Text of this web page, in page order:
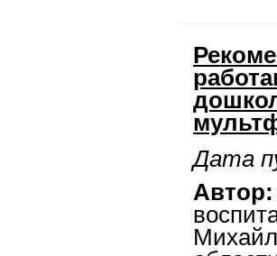
Дата
Автор: